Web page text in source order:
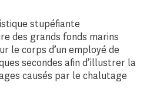
stupéfiante
des grands fonds marins
le corps d’un employé de
secondes afin d’illustrer la
causés par le chalutage